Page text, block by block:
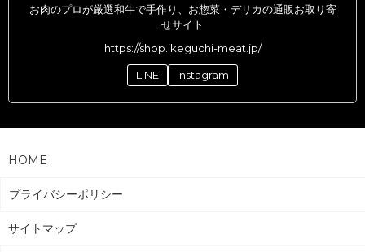
お肉のプロが厳選和牛で手作り、お惣菜・デリカの通販お取り寄
せサイト
https://shop.ikeguchi-meat.jp/
LINE Instagram
HOME
プライバシーポリシー
サイトマップ